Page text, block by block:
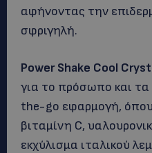
αφήνοντας την
σφριγηλή.
Power Shake Cool
για το πρόσωπο και τα
the-go εφαρμογή, όπου
βιταμίνη C,
εκχύλισμα ιταλικού